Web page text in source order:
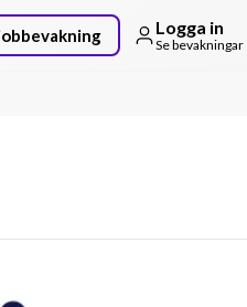
Logga in
Se bevakningar